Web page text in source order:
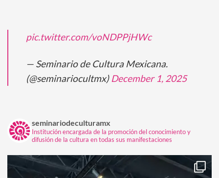
pic.twitter.com/voNDPPjHWc
— Seminario de Cultura Mexicana.
(@seminariocultmx) December 1, 2025
seminariodeculturamx
Institución encargada de la promoción del conocimiento y
difusión de la cultura en todas sus manifestaciones